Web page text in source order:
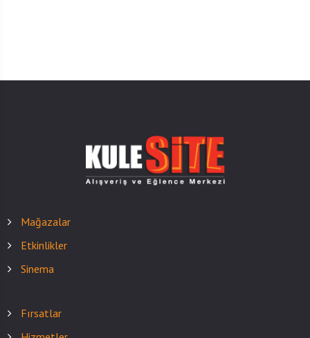
Mağazalar
Etkinlikler
Sinema
Fırsatlar